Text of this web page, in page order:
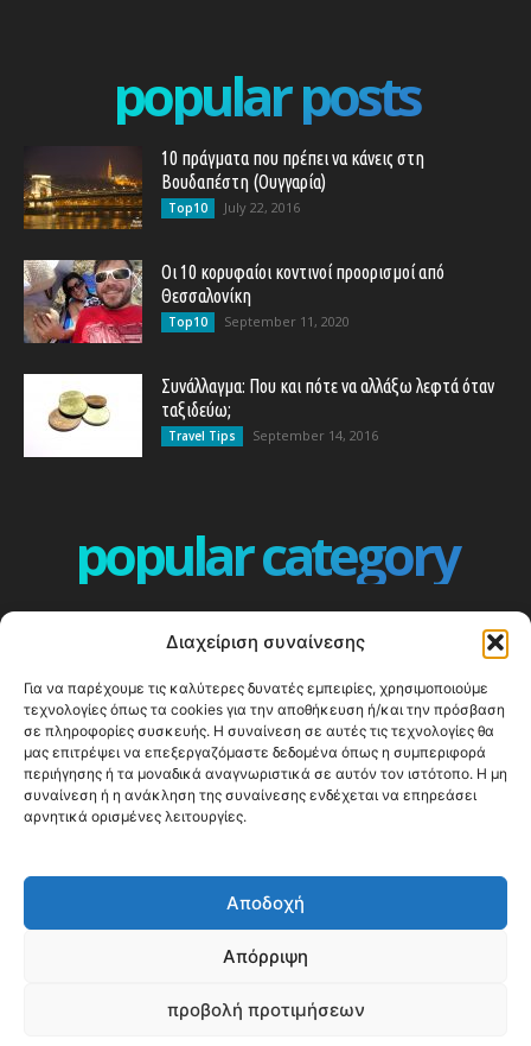
Διαχείριση συναίνεσης
Για να παρέχουμε τις καλύτερες δυνατές εμπειρίες, χρησιμοποιούμε
τεχνολογίες όπως τα cookies για την αποθήκευση ή/και την πρόσβαση
σε πληροφορίες συσκευής. Η συναίνεση σε αυτές τις τεχνολογίες θα
μας επιτρέψει να επεξεργαζόμαστε δεδομένα όπως η συμπεριφορά
περιήγησης ή τα μοναδικά αναγνωριστικά σε αυτόν τον ιστότοπο. Η μη
συναίνεση ή η ανάκληση της συναίνεσης ενδέχεται να επηρεάσει
αρνητικά ορισμένες λειτουργίες.
Αποδοχή
Απόρριψη
προβολή προτιμήσεων
popular posts
10 πράγματα που πρέπει να κάνεις στη
Βουδαπέστη (Ουγγαρία)
Top10 July 22, 2016
Οι 10 κορυφαίοι κοντινοί προορισμοί από
Θεσσαλονίκη
Top10 September 11, 2020
Συνάλλαγμα: Που και πότε να αλλάξω λεφτά όταν
ταξιδεύω;
Travel Tips September 14, 2016
popular category
360
ΕΥΡΩΠΗ
332
ΚΟΣΜΟΣ - WORLD
328
Top10
303
Cool spots
ΝΗΣΙΑ
246
© Happy Traveller 2014-2025